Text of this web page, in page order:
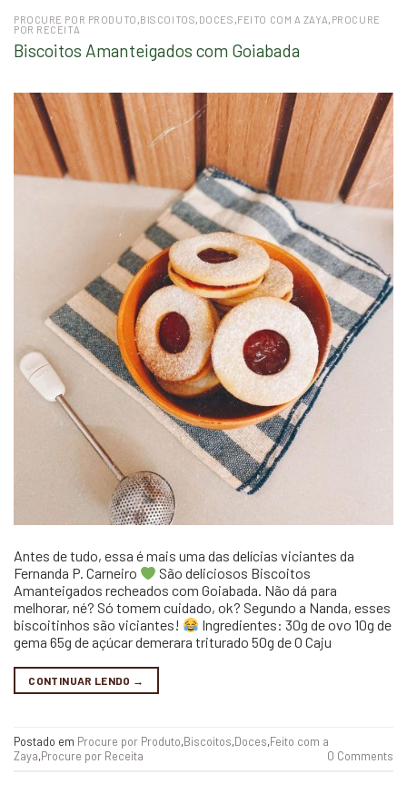
PROCURE POR PRODUTO ,BISCOITOS, DOCES ,FEITO COM A ZAYA, PROCURE
POR RECEITA
Biscoitos Amanteigados com Goiabada
Antes de tudo, essa é mais uma das delícias viciantes da
Fernanda P. Carneiro
São deliciosos Biscoitos
Amanteigados recheados com Goiabada. Não dá para
melhorar, né? Só tomem cuidado, ok? Segundo a Nanda, esses
biscoitinhos são viciantes!
Ingredientes: 30g de ovo 10g de
gema 65g de açúcar demerara triturado 50g de O Caju
CONTINUAR LENDO →
Postado em Procure por Produto,Biscoitos,Doces,Feito com a
Zaya,Procure por Receita 0 Comments